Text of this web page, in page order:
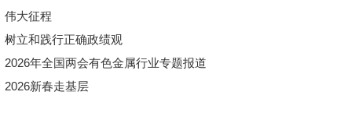
伟大征程
树立和践行正确政绩观
2026年全国两会有色金属行业专题报道
2026新春走基层